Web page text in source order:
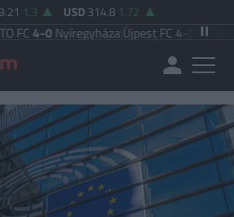
1.3 USD 314.8 1.72
| Újpest FC4-2Debreceni VSC|